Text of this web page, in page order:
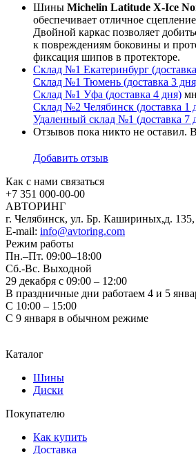
Шины Michelin Latitude X-Ice
обеспечивает отличное
Двойной каркас позволяет
к повреждениям боковины и
фиксация шипов в протекторе.
Склад №1 Екатеринбург
Склад №1 Тюмень (доставка 3
Склад №1 Уфа (доставка 4 дня)
Склад №2 Челябинск (доставка 1
Удаленный склад №1 (доставка 7
Отзывов пока никто не оставил.
Добавить отзыв
Как с нами связаться
+7 351 000-00-00
АВТОРИНГ
г. Челябинск, ул. Бр. Кашириных,д. 135,
E-mail: info@avtoring.com
Режим работы
Пн.–Пт. 09:00–18:00
Сб.-Вс. Выходной
29 декабря с 09:00 – 12:00
В праздничные дни работаем 4 и 5
С 10:00 – 15:00
С 9 января в обычном режиме
Каталог
Шины
Диски
Покупателю
Как купить
Доставка